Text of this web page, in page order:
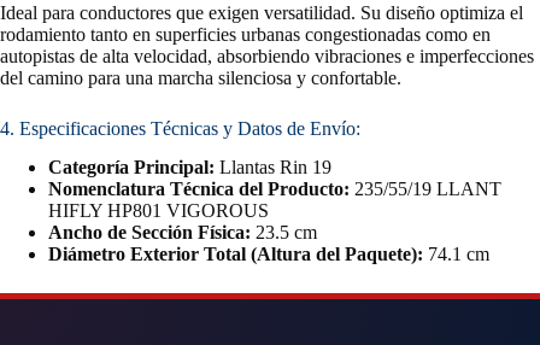
Ideal para conductores que exigen versatilidad. Su diseño optimiza el
rodamiento tanto en superficies urbanas congestionadas como en
autopistas de alta velocidad, absorbiendo vibraciones e imperfecciones
del camino para una marcha silenciosa y confortable.
4. Especificaciones Técnicas y Datos de Envío:
Categoría Principal: Llantas Rin 19
Nomenclatura Técnica del Producto: 235/55/19 LLANT
HIFLY HP801 VIGOROUS
Ancho de Sección Física: 23.5 cm
Diámetro Exterior Total (Altura del Paquete): 74.1 cm